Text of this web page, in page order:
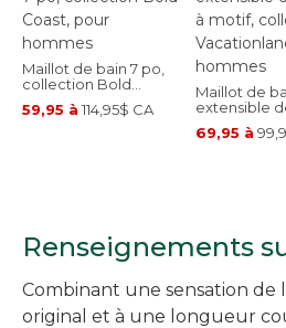
Maillot de bain 7 po,
collection Bold
Coast, pour hommes
59,95 à 114,95$ CA
Maillot de
extensible
motif,
69,95 à
Renseignements
Combinant une sensation de
original et à une longueur